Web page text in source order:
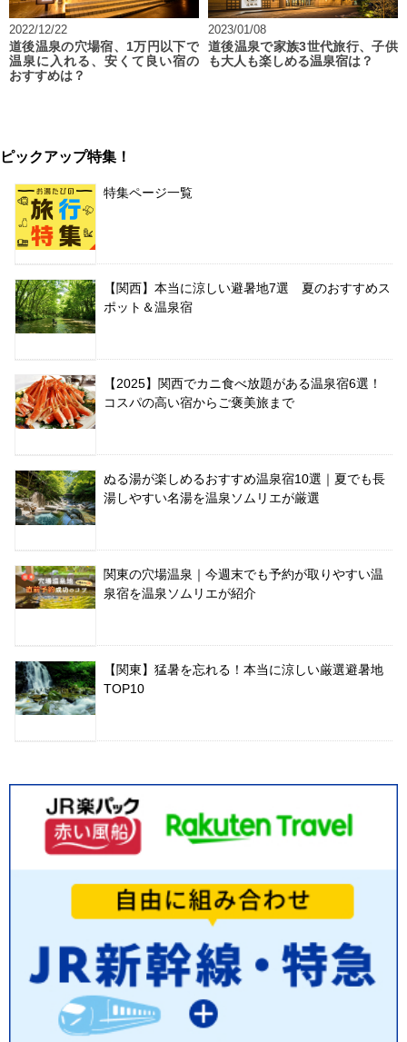
2022/12/22
道後温泉の穴場宿、1万円以下で
温泉に入れる、安くて良い宿の
おすすめは？
2023/01/08
道後温泉で家族3世代旅行、子供
も大人も楽しめる温泉宿は？
ピックアップ特集！
特集ページ一覧
【関西】本当に涼しい避暑地7選 夏のおすすめス
ポット＆温泉宿
【2025】関西でカニ食べ放題がある温泉宿6選！
コスパの高い宿からご褒美旅まで
ぬる湯が楽しめるおすすめ温泉宿10選｜夏でも長
湯しやすい名湯を温泉ソムリエが厳選
関東の穴場温泉｜今週末でも予約が取りやすい温
泉宿を温泉ソムリエが紹介
【関東】猛暑を忘れる！本当に涼しい厳選避暑地
TOP10